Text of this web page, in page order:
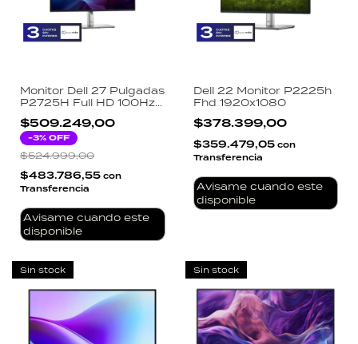
Monitor Dell 27 Pulgadas
P2725H Full HD 100Hz
IPS HDMI DisplayPort
VGA USB-C Hub
Ergonómico
$509.249,00
-3% OFF
$524.999,00
$483.786,55 con
Transferencia
Avisame cuando este
disponible
Dell 22 Monitor P2225h
Fhd 1920x1080
$378.399,00
$359.479,05 con
Transferencia
Avisame cuando este
disponible
Sin stock Sin stock